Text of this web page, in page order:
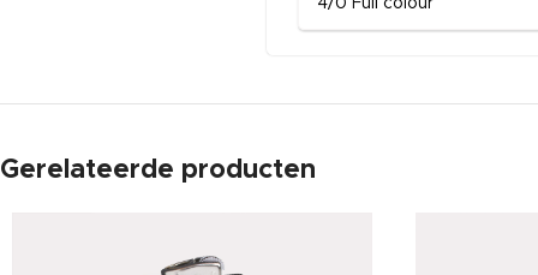
4/0 Full colour
Gerelateerde producten